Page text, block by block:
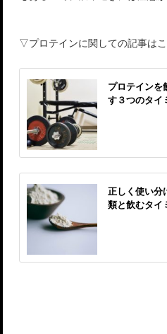
▽プロテインに関しての記事は
プロテインを
す３つのタイ
正しく使い分
類と飲むタイ